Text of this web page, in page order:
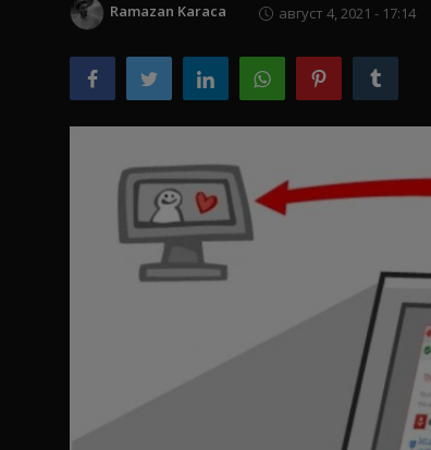
Ramazan Karaca август 4, 2021 - 17:14